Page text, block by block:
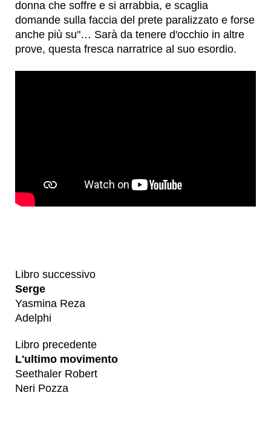
donna che soffre e si arrabbia, e scaglia
domande sulla faccia del prete paralizzato e forse
anche più su"… Sarà da tenere d'occhio in altre
prove, questa fresca narratrice al suo esordio.
Libro successivo
Serge
Yasmina Reza
Adelphi
Libro precedente
L'ultimo movimento
Seethaler Robert
Neri Pozza